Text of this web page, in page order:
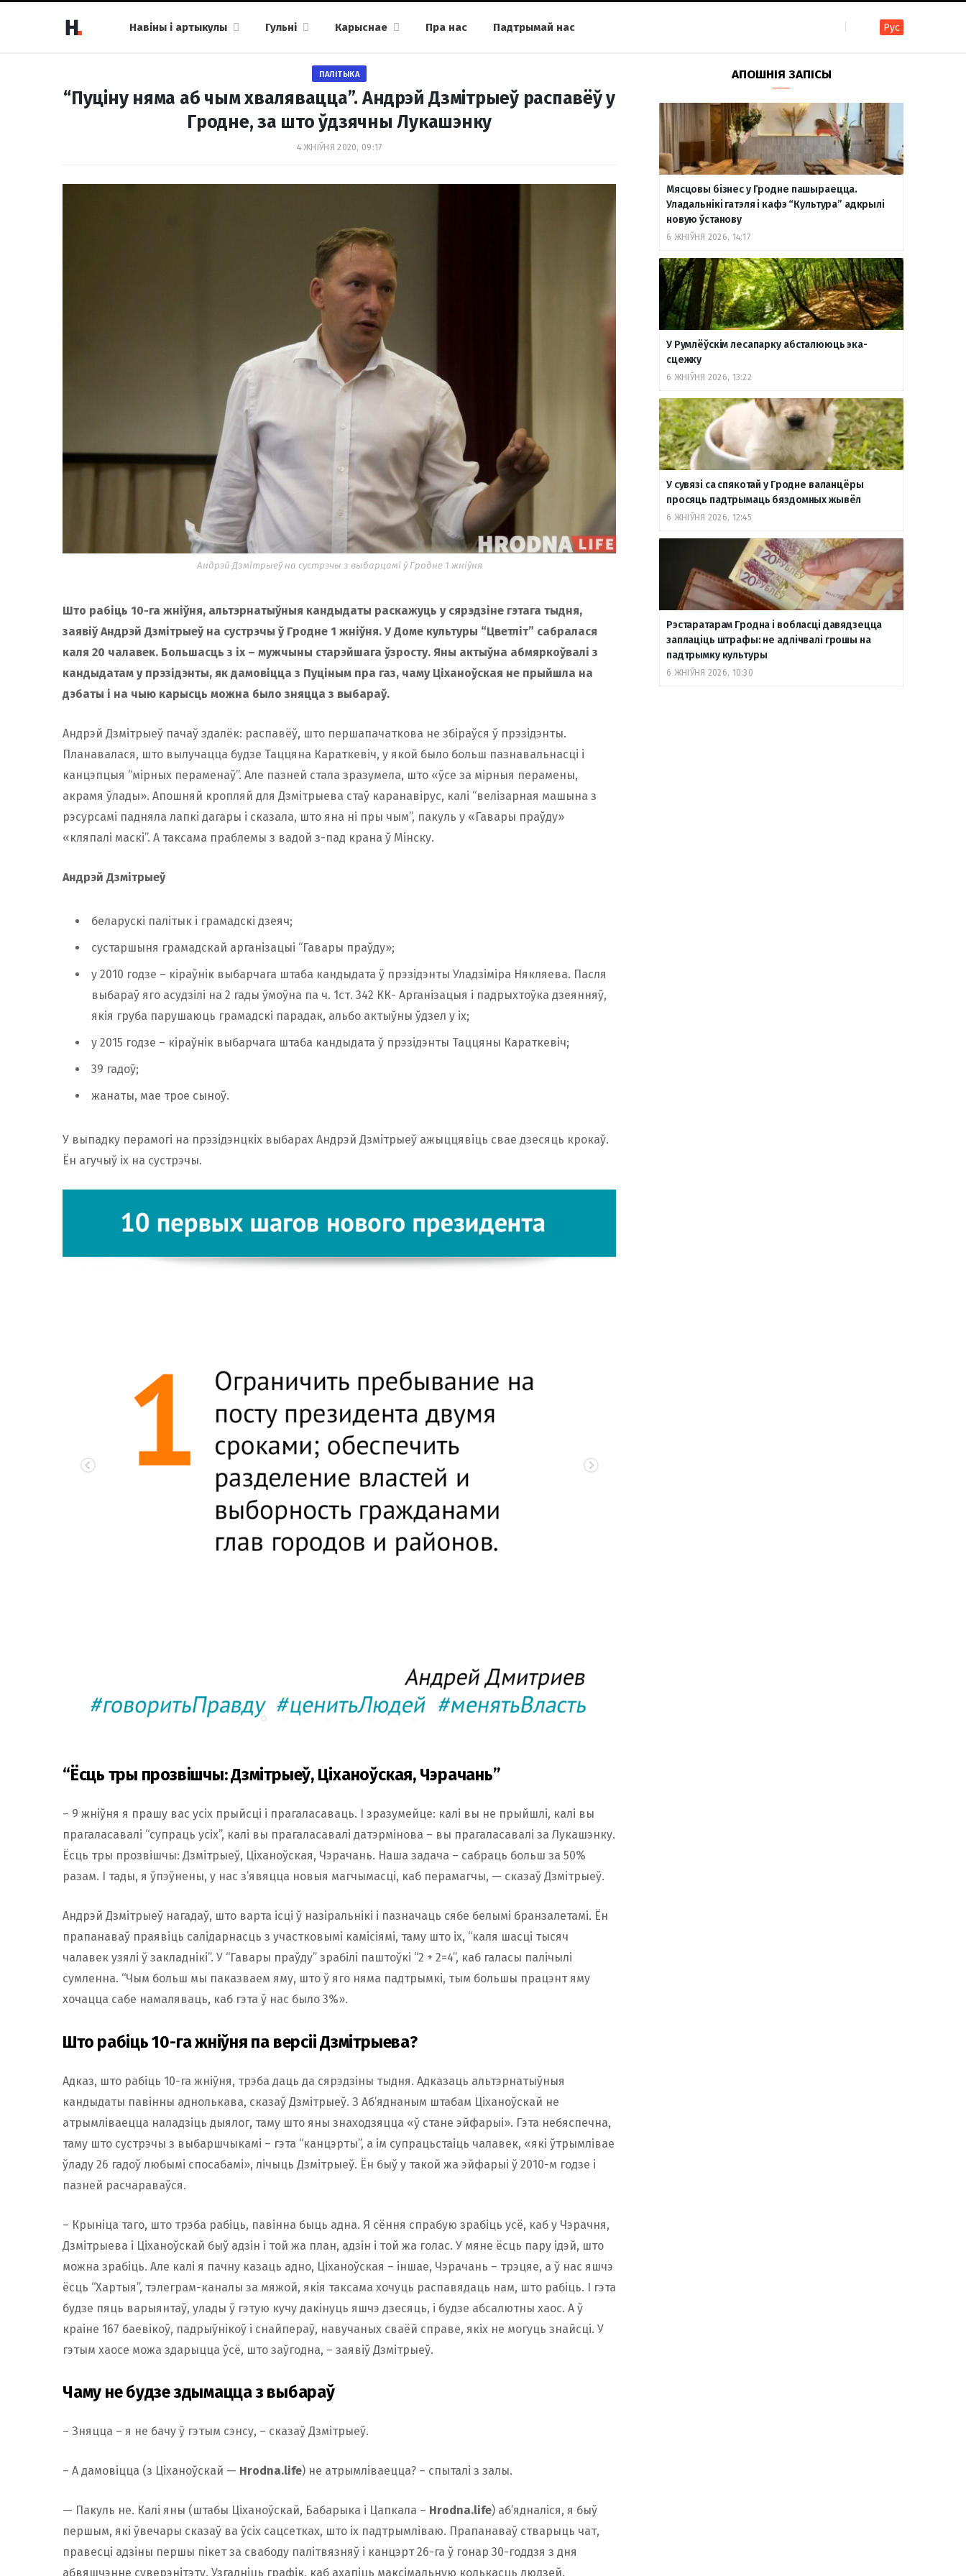
Навіны і артыкулы Гульні Карыснае Пра нас
Падтрымай нас
F
a
e
o
o
k
I
n
s
t
g
a
m
T
e
e
r
m
R
S
Y
o
T
b
В
к
н
а
т
е
Рус
ПАЛІТЫКА
“Пуціну няма аб чым хвалявацца”. Андрэй Дзмітрыеў распавёў у
Гродне, за што ўдзячны Лукашэнку
4 ЖНІЎНЯ 2020, 09:17
Андрэй Дзмітрыеў на сустрэчы з выбарцамі ў Гродне 1 жніўня
Што рабіць 10-га жніўня, альтэрнатыўныя кандыдаты раскажуць у сярэдзіне гэтага тыдня,
заявіў Андрэй Дзмітрыеў на сустрэчы ў Гродне 1 жніўня. У Доме культуры “Цветліт” сабралася
каля 20 чалавек. Большасць з іх – мужчыны старэйшага ўзросту. Яны актыўна абмяркоўвалі з
кандыдатам у прэзідэнты, як дамовіцца з Пуціным пра газ, чаму Ціханоўская не прыйшла на
дэбаты і на чыю карысць можна было зняцца з выбараў.
Андрэй Дзмітрыеў пачаў здалёк: распавёў, што першапачаткова не збіраўся ў прэзідэнты.
Планавалася, што вылучацца будзе Таццяна Караткевіч, у якой было больш пазнавальнасці і
канцэпцыя “мірных пераменаў”. Але пазней стала зразумела, што «ўсе за мірныя перамены,
акрамя ўлады». Апошняй кропляй для Дзмітрыева стаў каранавірус, калі “велізарная машына з
рэсурсамі падняла лапкі дагары і сказала, што яна ні пры чым”, пакуль у «Гавары праўду»
«кляпалі маскі”. А таксама праблемы з вадой з-пад крана ў Мінску.
Андрэй Дзмітрыеў
беларускі палітык і грамадскі дзеяч;
сустаршыня грамадскай арганізацыі “Гавары праўду»;
у 2010 годзе – кіраўнік выбарчага штаба кандыдата ў прэзідэнты Уладзіміра Някляева. Пасля
выбараў яго асудзілі на 2 гады ўмоўна па ч. 1ст. 342 КК- Арганізацыя і падрыхтоўка дзеянняў,
якія груба парушаюць грамадскі парадак, альбо актыўны ўдзел у іх;
у 2015 годзе – кіраўнік выбарчага штаба кандыдата ў прэзідэнты Таццяны Караткевіч;
39 гадоў;
жанаты, мае трое сыноў.
У выпадку перамогі на прэзідэнцкіх выбарах Андрэй Дзмітрыеў ажыццявіць свае дзесяць крокаў.
Ён агучыў іх на сустрэчы.
“Ёсць тры прозвішчы: Дзмітрыеў, Ціханоўская, Чэрачань”
– 9 жніўня я прашу вас усіх прыйсці і прагаласаваць. І зразумейце: калі вы не прыйшлі, калі вы
прагаласавалі “супраць усіх”, калі вы прагаласавалі датэрмінова – вы прагаласавалі за Лукашэнку.
Ёсць тры прозвішчы: Дзмітрыеў, Ціханоўская, Чэрачань. Наша задача – сабраць больш за 50%
разам. І тады, я ўпэўнены, у нас з’явяцца новыя магчымасці, каб перамагчы, — сказаў Дзмітрыеў.
Андрэй Дзмітрыеў нагадаў, што варта ісці ў назіральнікі і пазначаць сябе белымі бранзалетамі. Ён
прапанаваў праявіць салідарнасць з участковымі камісіямі, таму што іх, “каля шасці тысяч
чалавек узялі ў закладнікі”. У “Гавары праўду” зрабілі паштоўкі “2 + 2=4”, каб галасы палічылі
сумленна. “Чым больш мы паказваем яму, што ў яго няма падтрымкі, тым большы працэнт яму
хочацца сабе намаляваць, каб гэта ў нас было 3%».
Што рабіць 10-га жніўня па версіі Дзмітрыева?
Адказ, што рабіць 10-га жніўня, трэба даць да сярэдзіны тыдня. Адказаць альтэрнатыўныя
кандыдаты павінны аднолькава, сказаў Дзмітрыеў. З Аб’яднаным штабам Ціханоўскай не
атрымліваецца наладзіць дыялог, таму што яны знаходзяцца «ў стане эйфарыі». Гэта небяспечна,
таму што сустрэчы з выбаршчыкамі – гэта “канцэрты”, а ім супрацьстаіць чалавек, «які ўтрымлівае
ўладу 26 гадоў любымі спосабамі», лічыць Дзмітрыеў. Ён быў у такой жа эйфарыі ў 2010-м годзе і
пазней расчараваўся.
– Крыніца таго, што трэба рабіць, павінна быць адна. Я сёння спрабую зрабіць усё, каб у Чэрачня,
Дзмітрыева і Ціханоўскай быў адзін і той жа план, адзін і той жа голас. У мяне ёсць пару ідэй, што
можна зрабіць. Але калі я пачну казаць адно, Ціханоўская – іншае, Чэрачань – трэцяе, а ў нас яшчэ
ёсць “Хартыя”, тэлеграм-каналы за мяжой, якія таксама хочуць распавядаць нам, што рабіць. І гэта
будзе пяць варыянтаў, улады ў гэтую кучу дакінуць яшчэ дзесяць, і будзе абсалютны хаос. А ў
краіне 167 баевікоў, падрыўнікоў і снайпераў, навучаных сваёй справе, якіх не могуць знайсці. У
гэтым хаосе можа здарыцца ўсё, што заўгодна, – заявіў Дзмітрыеў.
Чаму не будзе здымацца з выбараў
– Зняцца – я не бачу ў гэтым сэнсу, – сказаў Дзмітрыеў.
– А дамовіцца (з Ціханоўскай — Hrodna.life) не атрымліваецца? – спыталі з залы.
— Пакуль не. Калі яны (штабы Ціханоўскай, Бабарыка і Цапкала – Hrodna.life) аб’ядналіся, я быў
першым, які ўвечары сказаў ва ўсіх сацсетках, што іх падтрымліваю. Прапанаваў стварыць чат,
правесці адзіны першы пікет за свабоду палітвязняў і канцэрт 26-га ў гонар 30-годдзя з дня
абвяшчэнне суверэнітэту. Узгадніць графік, каб ахапіць максімальную колькасць людзей.
АПОШНІЯ ЗАПІСЫ
Мясцовы бізнес у Гродне пашыраецца.
Уладальнікі гатэля і кафэ “Культура” адкрылі
новую ўстанову
6 ЖНІЎНЯ 2026, 14:17
У Румлёўскім лесапарку абсталююць эка-
сцежку
6 ЖНІЎНЯ 2026, 13:22
У сувязі са спякотай у Гродне валанцёры
просяць падтрымаць бяздомных жывёл
6 ЖНІЎНЯ 2026, 12:45
Рэстаратарам Гродна і вобласці давядзецца
заплаціць штрафы: не адлічвалі грошы на
падтрымку культуры
6 ЖНІЎНЯ 2026, 10:30